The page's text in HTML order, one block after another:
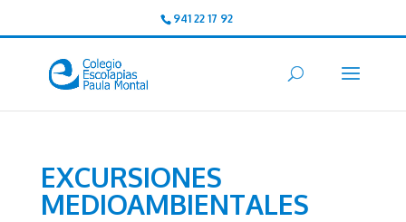
941 22 17 92
EXCURSIONES
MEDIOAMBIENTALES